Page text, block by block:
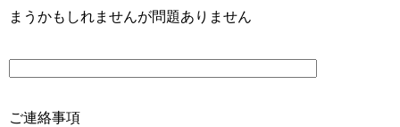
まうかもしれませんが問題ありません
ご連絡事項